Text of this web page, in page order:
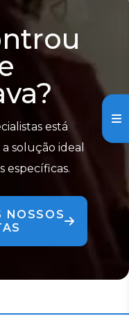
está
solução ideal
específicas.
NOSSOS